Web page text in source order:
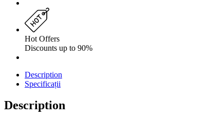
Hot Offers
Discounts up to 90%
Description
Specificații
Description